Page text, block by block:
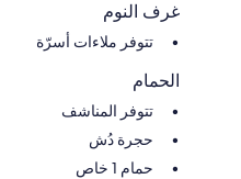
غرف النوم
تتوفر ملاءات أسرّة
الحمام
تتوفر المناشف
حجرة دُش
حمام 1 خاص